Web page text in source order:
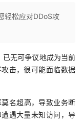
轻松应对DDoS攻
已无可争议地成为当前
击，很可能面临数据
名超高，导致业务断
遇大量未知访问，导